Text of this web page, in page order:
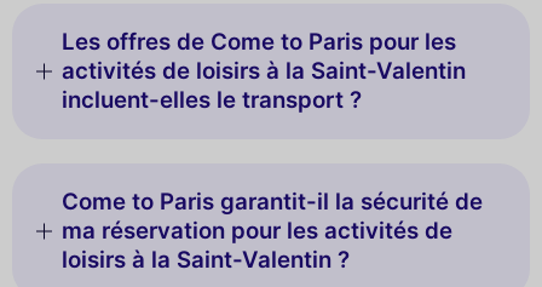
Les offres de Come to Paris pour les
activités de loisirs à la Saint-Valentin
incluent-elles le transport ?
Come to Paris garantit-il la sécurité de
ma réservation pour les activités de
loisirs à la Saint-Valentin ?